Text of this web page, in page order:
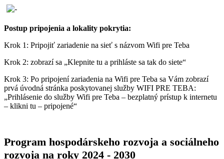
Postup pripojenia a lokality pokrytia:
Krok 1: Pripojiť zariadenie na sieť s názvom Wifi pre Teba
Krok 2: zobrazí sa „Klepnite tu a prihláste sa tak do siete“
Krok 3: Po pripojení zariadenia na Wifi pre Teba sa Vám zobrazí
prvá úvodná stránka poskytovanej služby WIFI PRE TEBA:
„Prihlásenie do služby Wifi pre Teba – bezplatný prístup k internetu
– klikni tu – pripojené“
Program hospodárskeho rozvoja a sociálneho
rozvoja na roky 2024 - 2030